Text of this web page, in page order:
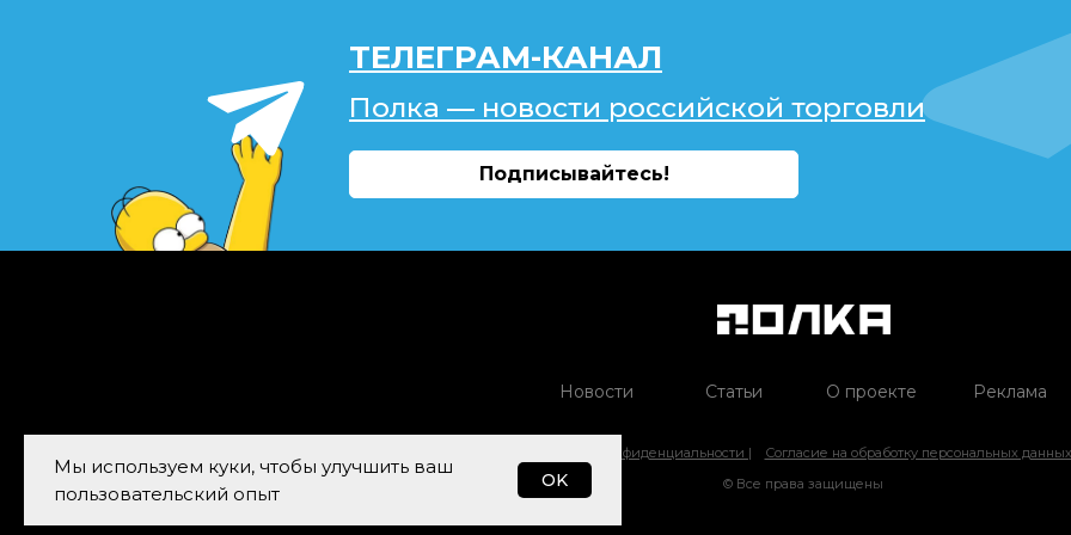
Мы используем куки, чтобы улучшить ваш
пользовательский опыт
OK
ТЕЛЕГРАМ-КАНАЛ
Полка — новости российской торговли
Подписывайтесь!
© Все права защищены
Согласие на обработку персональных данных
Политика конфиденциальности |
Новости О проекте
Статьи Реклама